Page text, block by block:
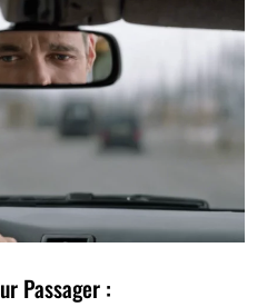
Passager :